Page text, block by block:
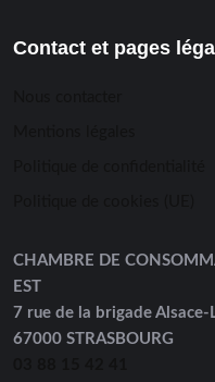
Contact et pages
CHAMBRE DE
EST
7 rue de la brigade Alsace-
67000 STRASBOURG